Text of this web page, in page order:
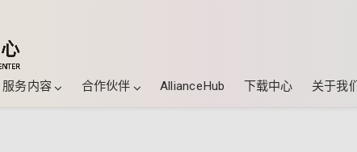
服务内容 合作伙伴 AllianceHub 下载中心 关于我们